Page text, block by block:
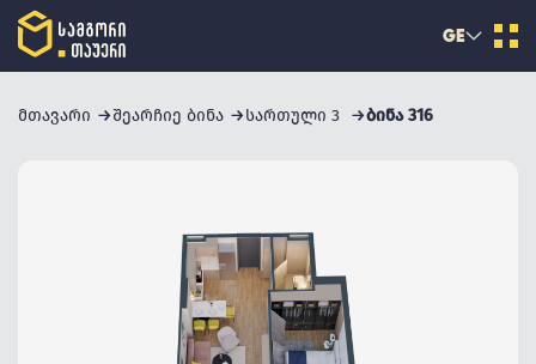
GE
მთავარი შეარჩიე ბინა სართული 3 ბინა 316